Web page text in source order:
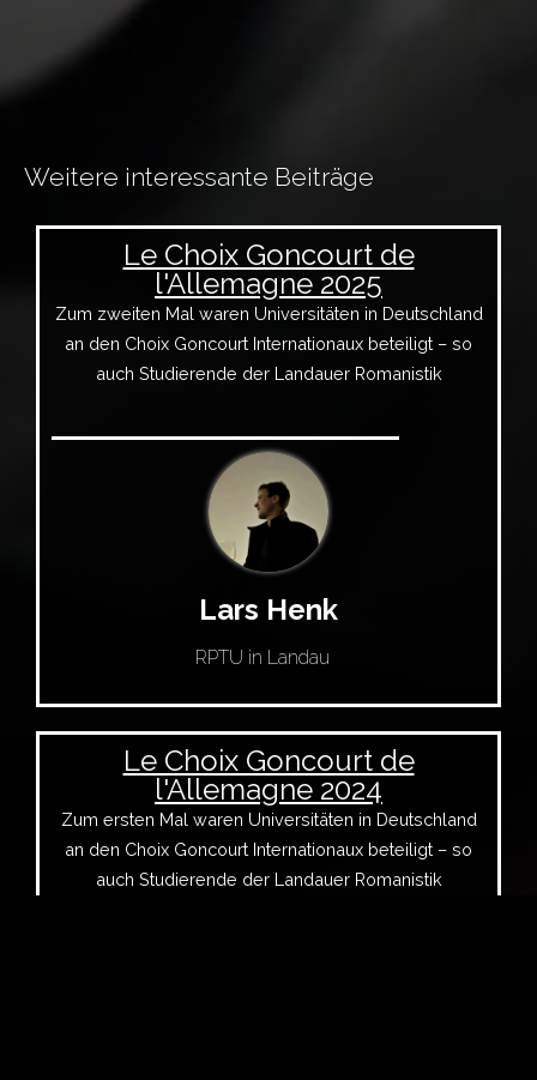
Weitere interessante Beiträge
Le Choix Goncourt de
l'Allemagne 2025
Zum zweiten Mal waren Universitäten in Deutschland
an den Choix Goncourt Internationaux beteiligt – so
auch Studierende der Landauer Romanistik
Lars Henk
RPTU in Landau
Le Choix Goncourt de
l'Allemagne 2024
Zum ersten Mal waren Universitäten in Deutschland
an den Choix Goncourt Internationaux beteiligt – so
auch Studierende der Landauer Romanistik